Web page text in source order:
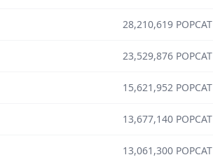
28,210,619 POPCAT
23,529,876 POPCAT
15,621,952 POPCAT
13,677,140 POPCAT
13,061,300 POPCAT